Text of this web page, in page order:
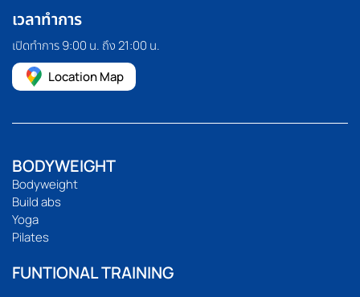
เวลาทำการ
เปิดทำการ 9:00 น. ถึง 21:00 น.
Location Map
BODYWEIGHT
Bodyweight
Build abs
Yoga
Pilates
FUNTIONAL TRAINING